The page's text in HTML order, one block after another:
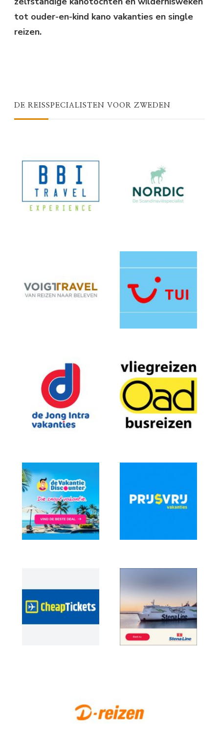
tot ouder-en-kind kano vakanties en single
reizen.
DE REISSPECIALISTEN VOOR ZWEDEN